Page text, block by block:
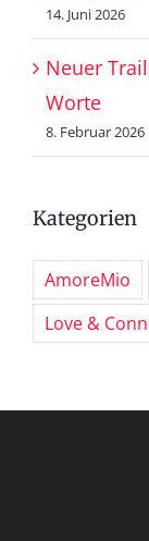
14. Juni 2026
Neuer
Worte
8. Februar 2026
Kategorien
AmoreMio
Love &